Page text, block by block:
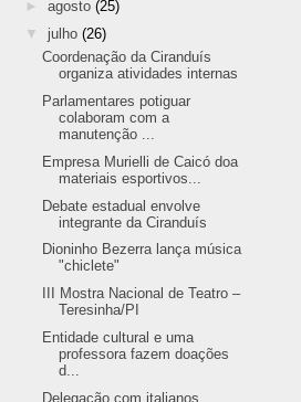
► agosto (25)
▼ julho (26)
Coordenação da Ciranduís
organiza atividades internas
Parlamentares potiguar
colaboram com a
manutenção ...
Empresa Murielli de Caicó doa
materiais esportivos...
Debate estadual envolve
integrante da Ciranduís
Dioninho Bezerra lança música
"chiclete"
III Mostra Nacional de Teatro –
Teresinha/PI
Entidade cultural e uma
professora fazem doações
d...
Delegação com italianos